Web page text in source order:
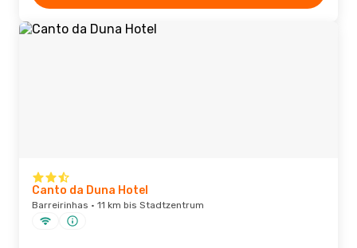
Canto da Duna Hotel
Barreirinhas · 11 km bis Stadtzentrum